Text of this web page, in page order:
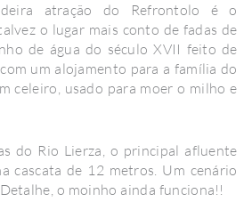
atração do Refrontolo é o
o lugar mais conto de fadas de
de água do século XVII feito de
um alojamento para a família do
celeiro, usado para moer o milho e
do Rio Lierza, o principal afluente
cascata de 12 metros. Um cenário
o moinho ainda funciona!!